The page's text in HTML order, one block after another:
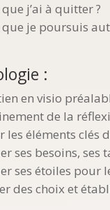
que j’ai à quitter ?
que je poursuis
:
en visio
de la
les éléments clés
ses besoins, ses
ses étoiles pour
des choix et